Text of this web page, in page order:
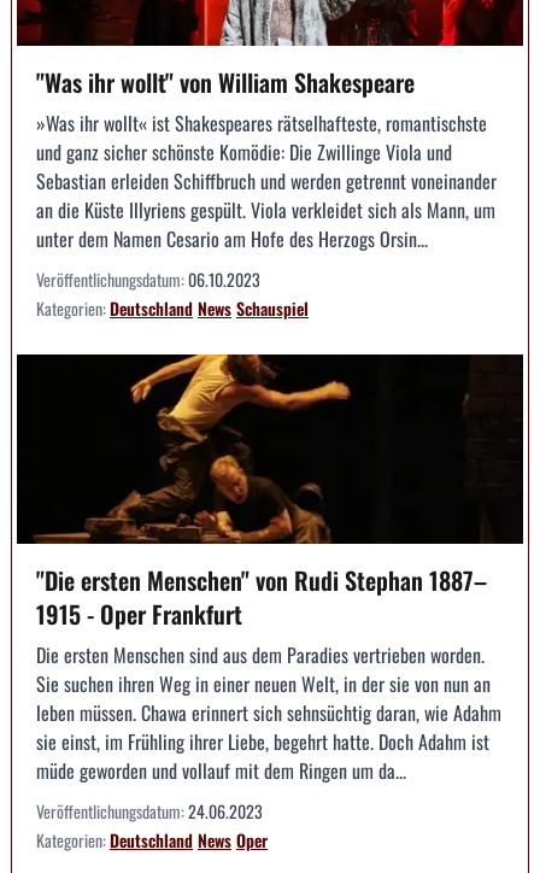
"Was ihr wollt" von William Shakespeare
»Was ihr wollt« ist Shakespeares rätselhafteste, romantischste
und ganz sicher schönste Komödie: Die Zwillinge Viola und
Sebastian erleiden Schiffbruch und werden getrennt voneinander
an die Küste Illyriens gespült. Viola verkleidet sich als Mann, um
unter dem Namen Cesario am Hofe des Herzogs Orsin...
Veröffentlichungsdatum:06.10.2023
Kategorien:DeutschlandNewsSchauspiel
"Die ersten Menschen" von Rudi Stephan 1887–
1915 - Oper Frankfurt
Die ersten Menschen sind aus dem Paradies vertrieben worden.
Sie suchen ihren Weg in einer neuen Welt, in der sie von nun an
leben müssen. Chawa erinnert sich sehnsüchtig daran, wie Adahm
sie einst, im Frühling ihrer Liebe, begehrt hatte. Doch Adahm ist
müde geworden und vollauf mit dem Ringen um da...
Veröffentlichungsdatum:24.06.2023
Kategorien:DeutschlandNewsOper